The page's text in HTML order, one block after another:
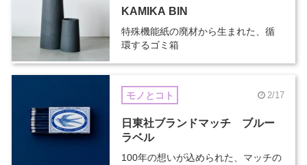
KAMIKA BIN
特殊機能紙の廃材から生まれた、循
環するゴミ箱
モノとコト 2/17
日東社ブランドマッチ ブルー
ラベル
100年の想いが込められた、マッチの